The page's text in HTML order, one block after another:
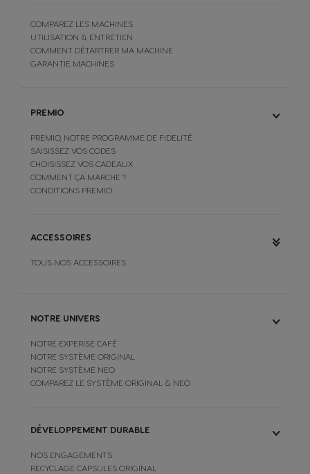
COMPAREZ LES MACHINES
UTILISATION & ENTRETIEN
COMMENT DÉTARTRER MA MACHINE
GARANTIE MACHINES
PREMIO
PREMIO, NOTRE PROGRAMME DE FIDELITÉ
SAISISSEZ VOS CODES
CHOISISSEZ VOS CADEAUX
COMMENT ÇA MARCHE ?
CONDITIONS PREMIO
ACCESSOIRES
TOUS NOS ACCESSOIRES
NOTRE UNIVERS
NOTRE EXPERISE CAFÉ
NOTRE SYSTÈME ORIGINAL
NOTRE SYSTÈME NEO
COMPAREZ LE SYSTÈME ORIGINAL & NEO
DÉVELOPPEMENT DURABLE
NOS ENGAGEMENTS
RECYCLAGE CAPSULES ORIGINAL